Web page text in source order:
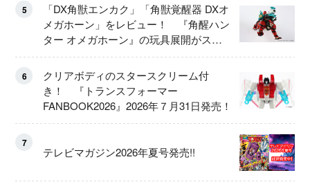
5
「DX角獣エンカク」「角獣覚醒器 DXオ
メガホーン」をレビュー！ 『角醒ハン
ター オメガホーン』の玩具展開がスタ
ート！
6
クリアボディのスタースクリーム付
き！ 『トランスフォーマー
FANBOOK2026』2026年７月31日発売！
7
テレビマガジン2026年夏号発売!!